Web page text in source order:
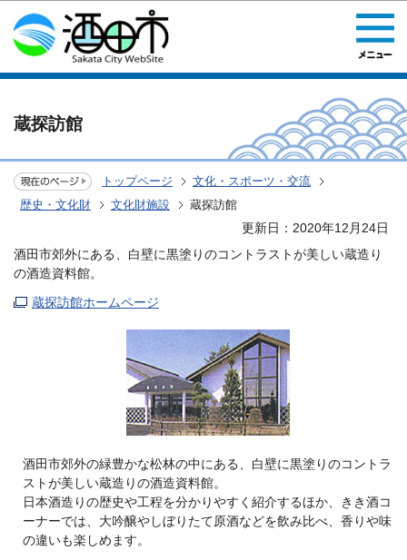
このページの本文へ移動
蔵探訪館
トップページ
文化・スポーツ・交流
歴史・文化財
文化財施設 蔵探訪館
更新日：2020年12月24日
酒田市郊外にある、白壁に黒塗りのコントラストが美しい蔵造り
の酒造資料館。
蔵探訪館ホームページ
酒田市郊外の緑豊かな松林の中にある、白壁に黒塗りのコントラ
ストが美しい蔵造りの酒造資料館。
日本酒造りの歴史や工程を分かりやすく紹介するほか、きき酒コ
ーナーでは、大吟醸やしぼりたて原酒などを飲み比べ、香りや味
の違いも楽しめます。